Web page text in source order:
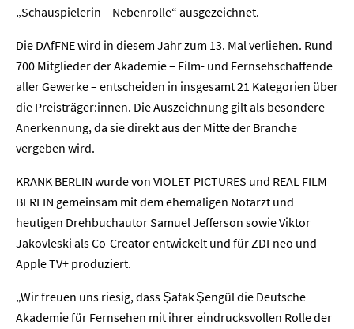
„Schauspielerin – Nebenrolle“ ausgezeichnet.
Die DAfFNE wird in diesem Jahr zum 13. Mal verliehen. Rund
700 Mitglieder der Akademie – Film- und Fernsehschaffende
aller Gewerke – entscheiden in insgesamt 21 Kategorien über
die Preisträger:innen. Die Auszeichnung gilt als besondere
Anerkennung, da sie direkt aus der Mitte der Branche
vergeben wird.
KRANK BERLIN wurde von VIOLET PICTURES und REAL FILM
BERLIN gemeinsam mit dem ehemaligen Notarzt und
heutigen Drehbuchautor Samuel Jefferson sowie Viktor
Jakovleski als Co-Creator entwickelt und für ZDFneo und
Apple TV+ produziert.
„Wir freuen uns riesig, dass Şafak Şengül die Deutsche
Akademie für Fernsehen mit ihrer eindrucksvollen Rolle der